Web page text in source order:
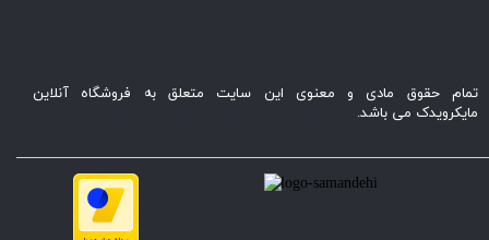
تمام حقوق مادی و معنوی این سایت متعلق به فروشگاه آنلاین
مایکرویدک می باشد.